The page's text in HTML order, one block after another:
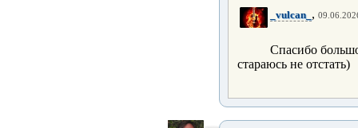
_vulcan_ ,
Спасибо
стараюсь не отстать)